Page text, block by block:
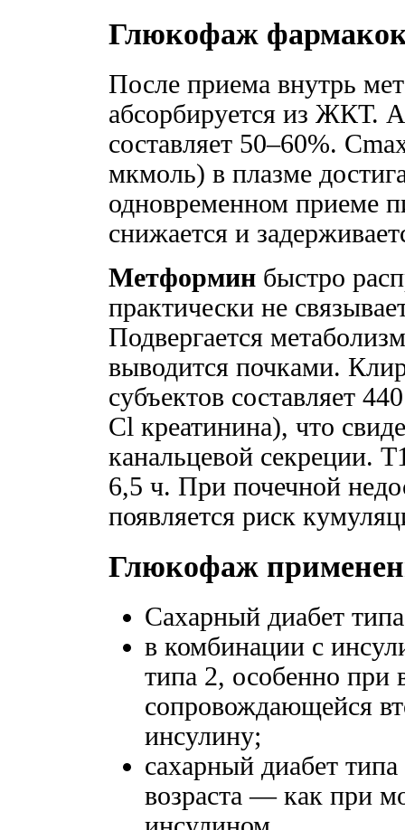
Глюкофаж
После приема внутрь
абсорбируется из ЖКТ.
составляет 50–60%.
мкмоль) в плазме
одновременном приеме
снижается и
Метформин быстро
практически не
Подвергается
выводится почками.
субъектов составляет
Cl креатинина), что
канальцевой секреции.
6,5 ч. При почечной
появляется риск
Глюкофаж
Сахарный диабет
в комбинации с
типа 2, особенно при
сопровождающейся
инсулину;
сахарный диабет
возраста — как при